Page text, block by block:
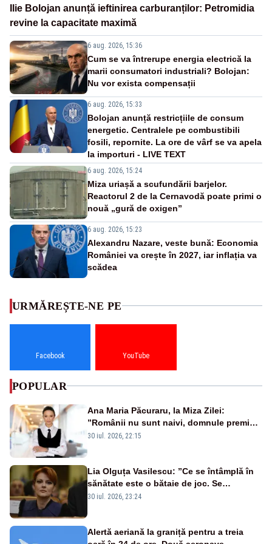
Ilie Bolojan anunță ieftinirea carburanților: Petromidia
revine la capacitate maximă
6 aug. 2026, 15:36
Cum se va întrerupe energia electrică la
marii consumatori industriali? Bolojan:
Nu vor exista compensații
6 aug. 2026, 15:33
Bolojan anunță restricțiile de consum
energetic. Centralele pe combustibili
fosili, repornite. La ore de vârf se va apela
la importuri - LIVE TEXT
6 aug. 2026, 15:24
Miza uriașă a scufundării barjelor.
Reactorul 2 de la Cernavodă poate primi o
nouă „gură de oxigen”
6 aug. 2026, 15:23
Alexandru Nazare, veste bună: Economia
României va crește în 2027, iar inflația va
scădea
URMĂREȘTE-NE PE
Facebook YouTube
POPULAR
Ana Maria Păcuraru, la Miza Zilei:
”Românii nu sunt naivi, domnule premier
Bolojan”
30 iul. 2026, 22:15
Lia Olguța Vasilescu: ”Ce se întâmplă în
sănătate este o bătaie de joc. Se
guvernează extraordinar de prost”
30 iul. 2026, 23:24
Alertă aeriană la graniță pentru a treia